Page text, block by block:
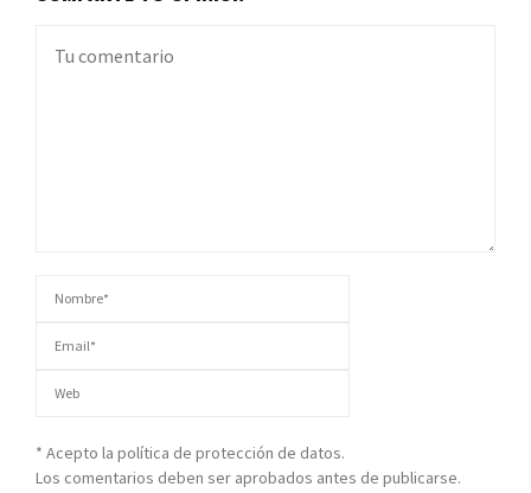
* Acepto la política de protección de datos.
Los comentarios deben ser aprobados antes de publicarse.